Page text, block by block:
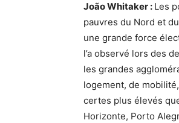
João Whitaker : Les
pauvres du Nord et
une grande force
l’a observé lors des
les grandes
logement, de
certes plus élevés
Horizonte, Porto